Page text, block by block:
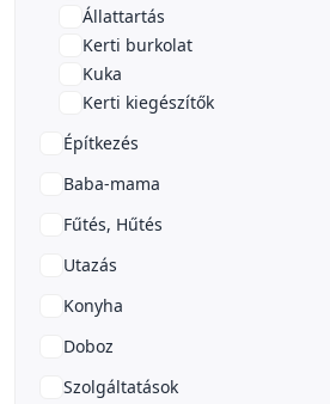
Állattartás
Kerti burkolat
Kuka
Kerti kiegészítők
Építkezés
Baba-mama
Fűtés, Hűtés
Utazás
Konyha
Doboz
Szolgáltatások